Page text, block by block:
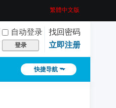
繁體中文版
自动登录
找回密码
登录 立即注册
快捷导航